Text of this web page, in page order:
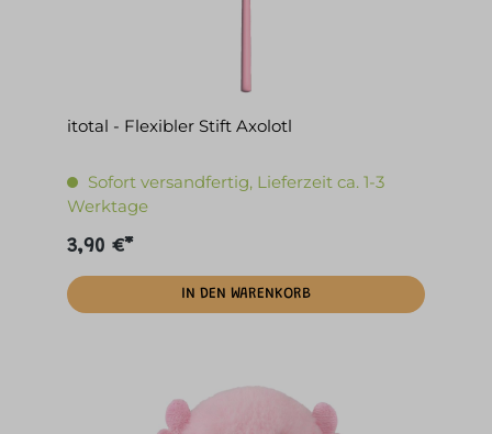
itotal - Flexibler Stift Axolotl
Sofort versandfertig, Lieferzeit ca. 1-3
Werktage
3,90 €*
IN DEN WARENKORB